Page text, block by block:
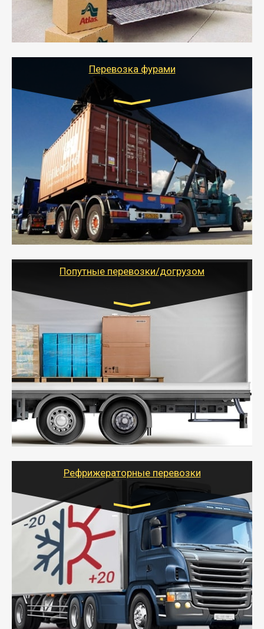
- Тайгер Логистик подберет автотранспорт, быстро и
качественно организует переезд к новому месту
службы или работы с гарантией сохранности груза и
оформлением документов, подтверждающих
Перевозка фурами
Транспорт:
Еврофура Тент от 5 до 10 тонн
грузоподъемность
от 10 000 руб. Возможен догруз
- Доставка фурой до 20 т возможна для больших
объемов грузов, упакованных в коробки, мешки,
паллеты и россыпью в самые отдаленные места
России с гарантией полной сохранности.
- Тайгер Логистик предоставляет услуги по
грузоперевозкам для физических и юридических лиц
Попутные перевозки/догрузом
Транспорт:
Газель (1,5 и 3 тонны), Бычок, Еврофура от 5 до
10 тонн
от 5000 руб. Возможен догруз
- Экономный способ доставить вещи от 200 кг в
другой город - догрузом или попутно. Попутные
грузоперевозки для физлиц, ИП и юрлиц обходятся
дешевле.
- Тайгер Логистик организует доставку
крупногабаритных и личных вещей по нужному
для погрузочно-разгрузочных работ при перевозке.
Рефрижераторные перевозки
Транспорт:
Газель (1,5 и 3 тонны), Бычок, Еврофура от 5 до
10 тонн
от 6000 руб.
- Рефрижераторные перевозки грузов с
соблюдением температурного режима, работающим
термописцем, санитарной обработкой кузова и мед.
книжкой у водителя.